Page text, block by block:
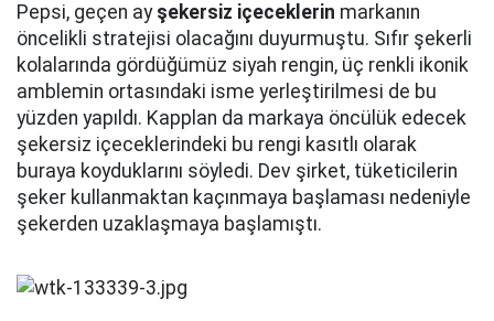
Pepsi, geçen ay şekersiz içeceklerin markanın
öncelikli stratejisi olacağını duyurmuştu. Sıfır şekerli
kolalarında gördüğümüz siyah rengin, üç renkli ikonik
amblemin ortasındaki isme yerleştirilmesi de bu
yüzden yapıldı. Kapplan da markaya öncülük edecek
şekersiz içeceklerindeki bu rengi kasıtlı olarak
buraya koyduklarını söyledi. Dev şirket, tüketicilerin
şeker kullanmaktan kaçınmaya başlaması nedeniyle
şekerden uzaklaşmaya başlamıştı.